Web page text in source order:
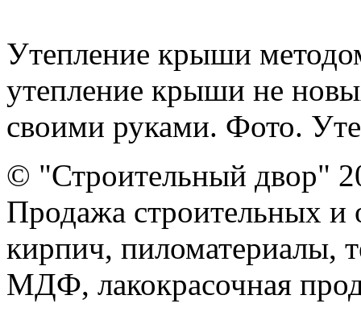
Утепление крыши
утепление крыши не
своими руками. Фото.
© "Строительный двор"
Продажа строительных и
кирпич, пиломатериалы,
МДФ, лакокрасочная